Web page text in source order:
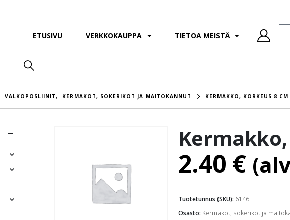
ETUSIVU VERKKOKAUPPA TIETOA MEISTÄ
VALKOPOSLIINIT, KERMAKOT, SOKERIKOT JA MAITOKANNUT KERMAKKO, KORKEUS 8 CM
2.40 €
Tuotetunnus (SKU): 6146
Osasto: Kermakot, sokerikot ja